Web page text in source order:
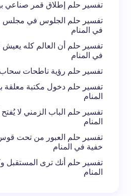
تفسير حلم إطلاق قمر صناعي
تفسير حلم الجلوس في مجلس
في المنام
تفسير حلم أن العالم كله
في المنام
تفسير حلم رؤية ناطحات سحاب
تفسير حلم دخول مكتبة معلقة
المنام
تفسير حلم الباب الزمني لا
المنام
تفسير حلم العبور من تحت
خفية في المنام
تفسير حلم أنك ترى المستقبل
المنام